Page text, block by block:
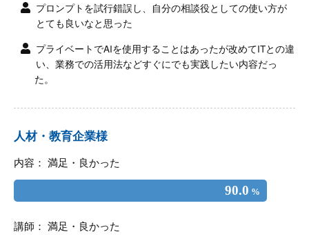
プロンプトを試行錯誤し、自分の相談役としての使い方が
とても良いなと思った
プライベートでAIを使用することはあったが改めてITとの違
い、業務での活用法などすぐにでも実践したい内容だっ
た。
人材・教育企業様
内容： 満足・良かった
90.0 %
講師： 満足・良かった